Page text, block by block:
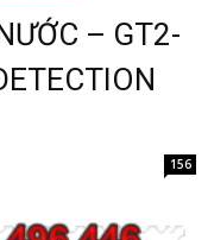
– GT2-
156